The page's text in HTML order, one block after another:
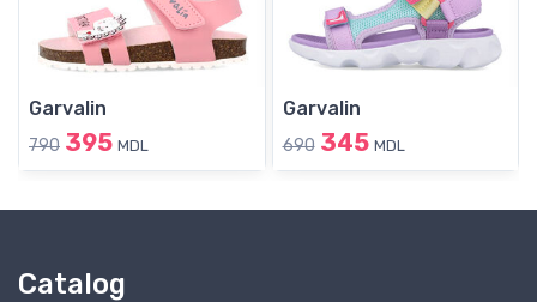
Garvalin
790 395 MDL
Garvalin
690 345 MDL
Catalog